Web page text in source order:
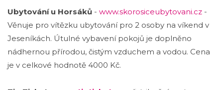
Ubytování u Horsáků - www.skorosiceubytovani.cz -
Věnuje pro vítězku ubytování pro 2 osoby na víkend v
Jeseníkách. Útulné vybavení pokojů je doplněno
nádhernou přírodou, čistým vzduchem a vodou. Cena
je v celkové hodnotě 4000 Kč.